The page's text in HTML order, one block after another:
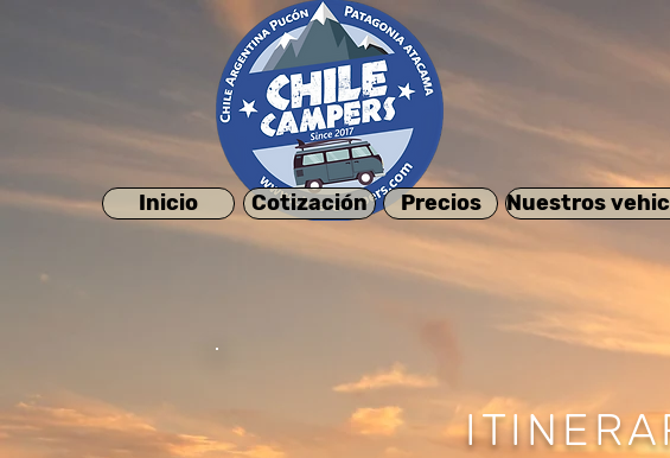
Inicio Cotización Precios Nuestros